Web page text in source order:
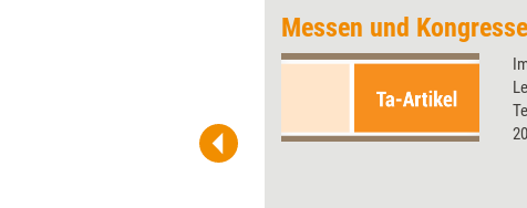
Metaverse oder New Learning
Messen und